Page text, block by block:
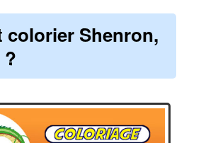
colorier Shenron,